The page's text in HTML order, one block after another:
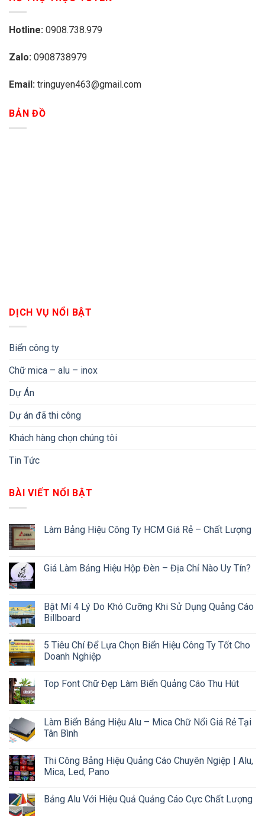
Hotline: 0908.738.979
Zalo: 0908738979
Email: tringuyen463@gmail.com
BẢN ĐỒ
DỊCH VỤ NỔI BẬT
Biển công ty
Chữ mica – alu – inox
Dự Án
Dự án đã thi công
Khách hàng chọn chúng tôi
Tin Tức
BÀI VIẾT NỔI BẬT
Làm Bảng Hiệu Công Ty HCM Giá Rẻ – Chất Lượng
Giá Làm Bảng Hiệu Hộp Đèn – Địa Chỉ Nào Uy Tín?
Bật Mí 4 Lý Do Khó Cưỡng Khi Sử Dụng Quảng Cáo
Billboard
5 Tiêu Chí Để Lựa Chọn Biển Hiệu Công Ty Tốt Cho
Doanh Nghiệp
Top Font Chữ Đẹp Làm Biển Quảng Cáo Thu Hút
Làm Biển Bảng Hiệu Alu – Mica Chữ Nổi Giá Rẻ Tại
Tân Bình
Thi Công Bảng Hiệu Quảng Cáo Chuyên Ngiệp | Alu,
Mica, Led, Pano
Bảng Alu Với Hiệu Quả Quảng Cáo Cực Chất Lượng